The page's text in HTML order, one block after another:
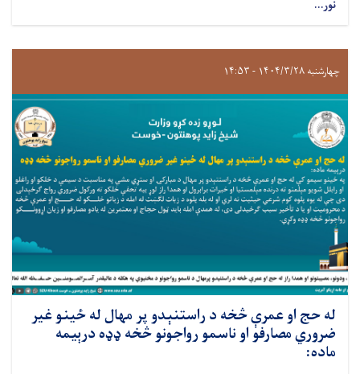
نور...
چهارشنبه ۱۴۰۴/۳/۲۸ - ۱۴:۵۳
له حج او عمرې څخه د راستنېدو پر مهال له ځينو غير
ضروري مصارفو او ناسمو رواجونو څخه ډډه درېیمه
ماده: